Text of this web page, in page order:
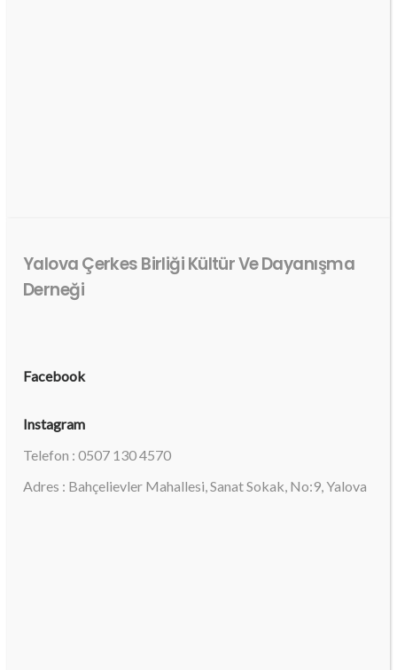
Yalova Çerkes Birliği Kültür Ve Dayanışma
Derneği
Facebook
Instagram
Telefon : 0507 130 4570
Adres : Bahçelievler Mahallesi, Sanat Sokak, No:9, Yalova